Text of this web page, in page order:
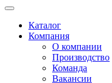
Каталог
Компания
О компании
Производство
Команда
Вакансии